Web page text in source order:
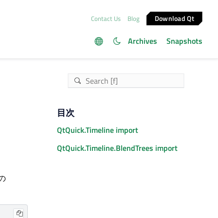
Contact Us Blog Download Qt
Archives Snapshots
目次
QtQuick.Timeline import
QtQuick.Timeline.BlendTrees import